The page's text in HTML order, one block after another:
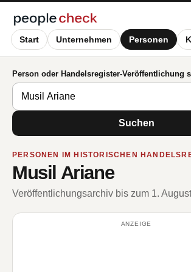
Start Unternehmen Personen
Person oder Handelsregister-Veröffentlichung
Suchen
PERSONEN IM HISTORISCHEN
Musil Ariane
Veröffentlichungsarchiv bis zum 1.
ANZEIGE